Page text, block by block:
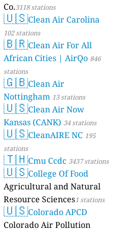
Co.3118 stations
🇺🇸Clean Air Carolina
102 stations
🇧🇷Clean Air For All
African Cities | AirQo 846
stations
🇬🇧Clean Air
Nottingham 13 stations
🇺🇸Clean Air Now
Kansas (CANK) 34 stations
🇺🇸CleanAIRE NC 195
stations
🇹🇭Cmu Ccdc 3437 stations
🇺🇸College Of Food
Agricultural and Natural
Resource Sciences1 stations
🇺🇸Colorado APCD
Colorado Air Pollution